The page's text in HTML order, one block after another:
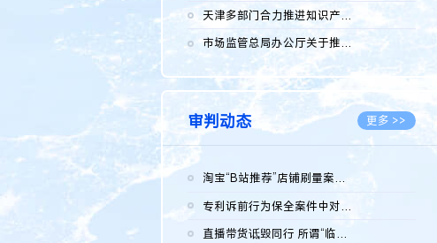
天津多部门合力推进知识产权保护工作
2026.08.05
市场监管总局办公厅关于推广第一批全国商业秘密保护创新试点典型...
2026.08.05
审判动态 更多 >>
淘宝“B站推荐”店铺刷量案维持原判，两被告连带赔偿150万元
专利诉前行为保全案件中对仿制药申请人曾作出三类声明的考量及违...
直播带货诋毁同行 所谓“临场发挥”不免责